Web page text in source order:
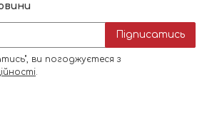
Підписатись
ви погоджуєтеся з
.